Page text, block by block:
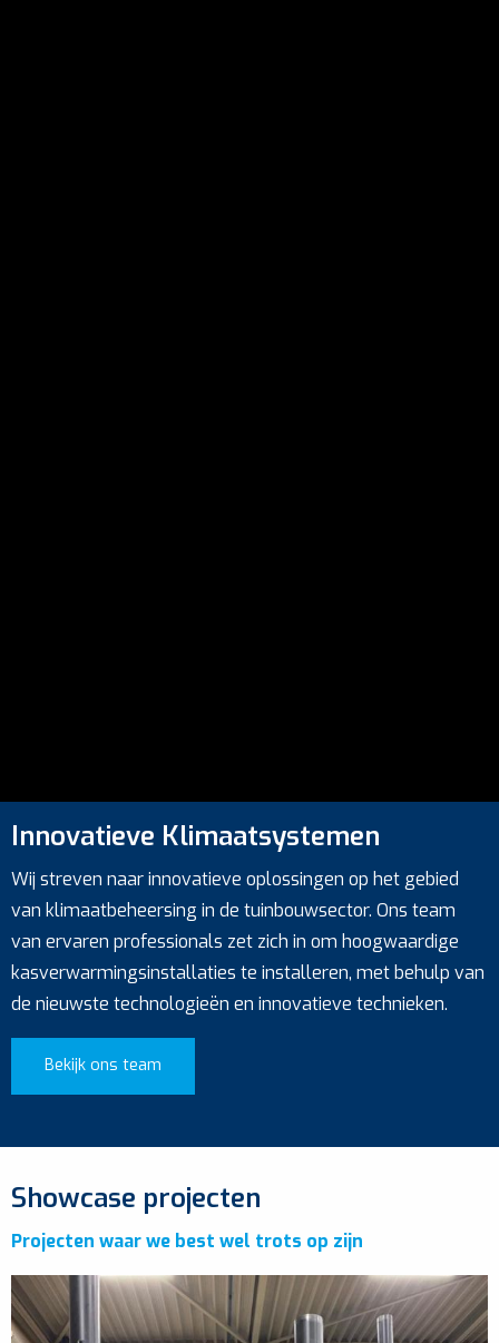
Innovatieve Klimaatsystemen
Wij streven naar innovatieve oplossingen op het gebied
van klimaatbeheersing in de tuinbouwsector. Ons team
van ervaren professionals zet zich in om hoogwaardige
kasverwarmingsinstallaties te installeren, met behulp van
de nieuwste technologieën en innovatieve technieken.
Bekijk ons team
Showcase projecten
Projecten waar we best wel trots op zijn